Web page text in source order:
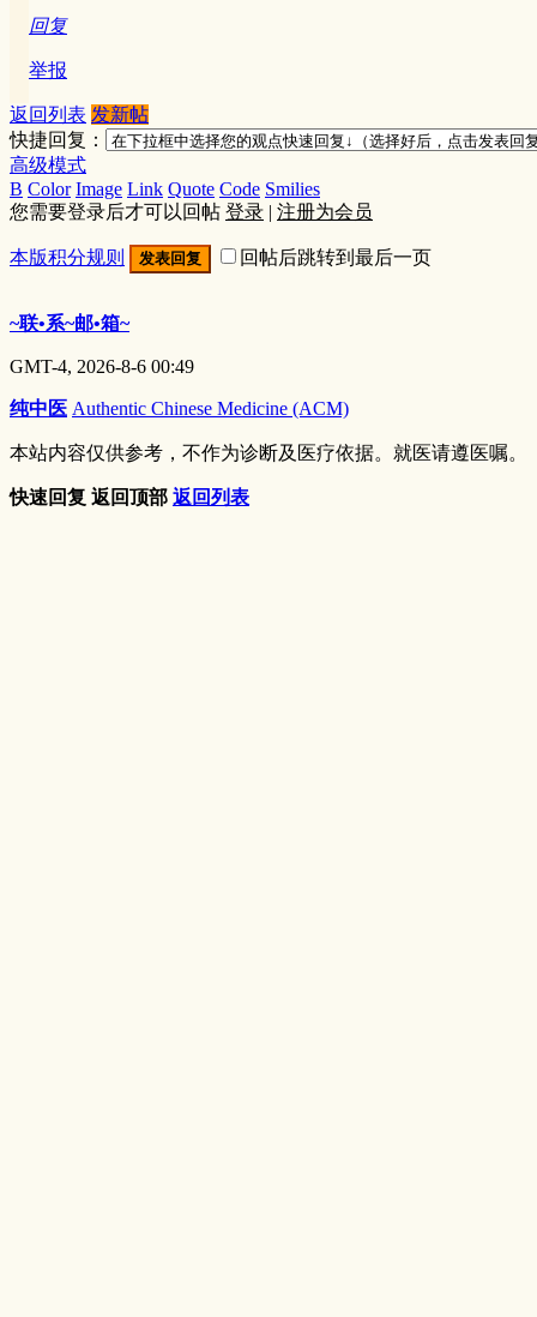
回复
举报
返回列表 发新帖
快捷回复：
高级模式
B Color Image Link Quote Code Smilies
您需要登录后才可以回帖 登录 | 注册为会员
本版积分规则 发表回复 回帖后跳转到最后一页
~联•系~邮•箱~
GMT-4, 2026-8-6 00:49
纯中医 Authentic Chinese Medicine (ACM)
本站内容仅供参考，不作为诊断及医疗依据。就医请遵医嘱。
快速回复 返回顶部 返回列表